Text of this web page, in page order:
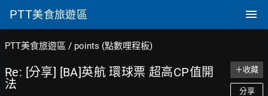
PTT美食旅遊區
PTT美食旅遊區 / points (點數哩程板)
Re: [分享] [BA]英航 環球票 超高CP值開
法
＋收藏
分享